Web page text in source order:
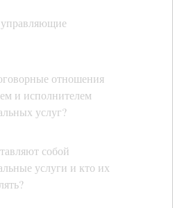
управляющие
отношения
и исполнителем
услуг?
собой
услуги и кто их